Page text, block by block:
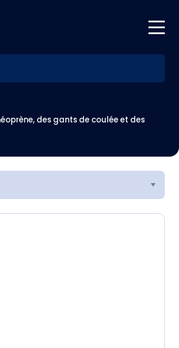
des gants de coulée et des